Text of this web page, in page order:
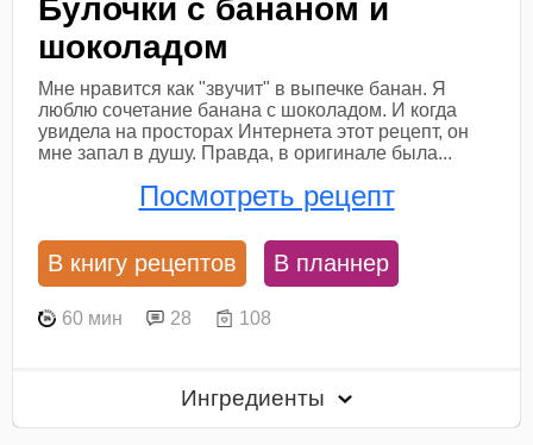
Булочки с бананом и
шоколадом
Мне нравится как "звучит" в выпечке банан. Я
люблю сочетание банана с шоколадом. И когда
увидела на просторах Интернета этот рецепт, он
мне запал в душу. Правда, в оригинале была...
Посмотреть рецепт
В книгу рецептов В планнер
60 мин 28 108
Ингредиенты